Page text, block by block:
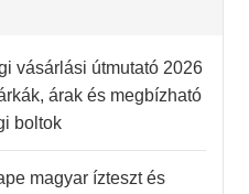
vásárlási útmutató 2026
árak és megbízható
boltok
magyar ízteszt és